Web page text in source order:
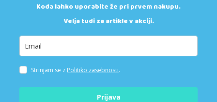
Koda lahko uporabite že pri prvem nakupu.
Velja tudi za artikle v akciji.
Strinjam se z Politiko zasebnosti.
Prijava